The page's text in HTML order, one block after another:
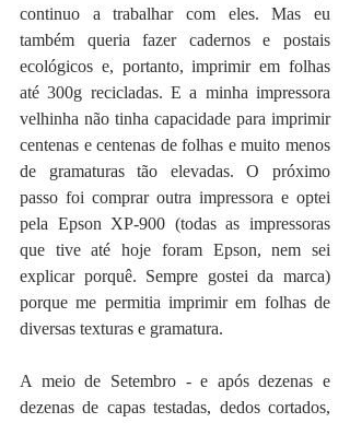
continuo a trabalhar com eles. Mas eu
também queria fazer cadernos e postais
ecológicos e, portanto, imprimir em folhas
até 300g recicladas. E a minha impressora
velhinha não tinha capacidade para imprimir
centenas e centenas de folhas e muito menos
de gramaturas tão elevadas. O próximo
passo foi comprar outra impressora e optei
pela Epson XP-900 (todas as impressoras
que tive até hoje foram Epson, nem sei
explicar porquê. Sempre gostei da marca)
porque me permitia imprimir em folhas de
diversas texturas e gramatura.
A meio de Setembro - e após dezenas e
dezenas de capas testadas, dedos cortados,